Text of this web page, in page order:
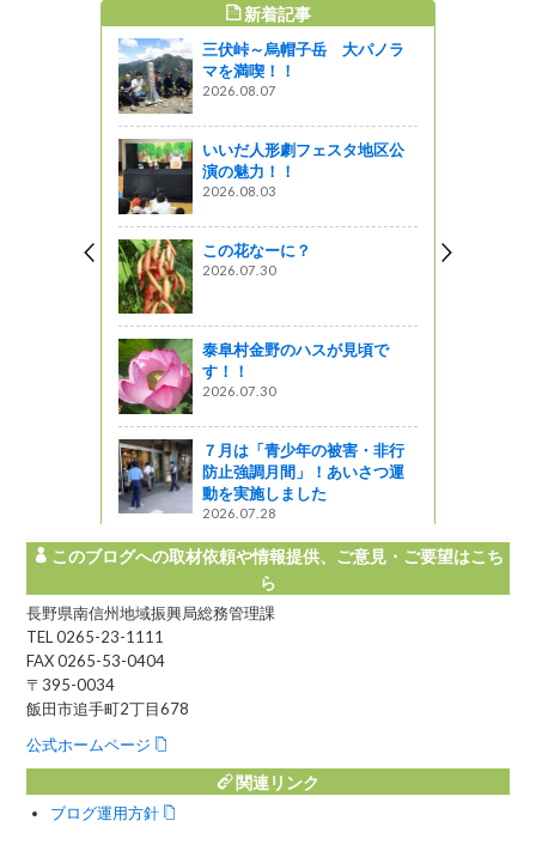
新着記事
三伏峠～烏帽子岳 大パノラ
マを満喫！！
2026.08.07
いいだ人形劇フェスタ地区公
演の魅力！！
2026.08.03
この花なーに？
2026.07.30
泰阜村金野のハスが見頃で
す！！
2026.07.30
７月は「青少年の被害・非行
防止強調月間」！あいさつ運
動を実施しました
2026.07.28
このブログへの取材依頼や情報提供、ご意見・ご要望はこち
ら
長野県南信州地域振興局総務管理課
TEL 0265-23-1111
FAX 0265-53-0404
〒395-0034
飯田市追手町2丁目678
公式ホームページ
関連リンク
ブログ運用方針